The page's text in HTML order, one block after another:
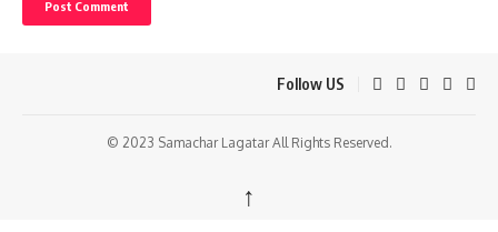
Follow US
© 2023 Samachar Lagatar All Rights Reserved.
↑